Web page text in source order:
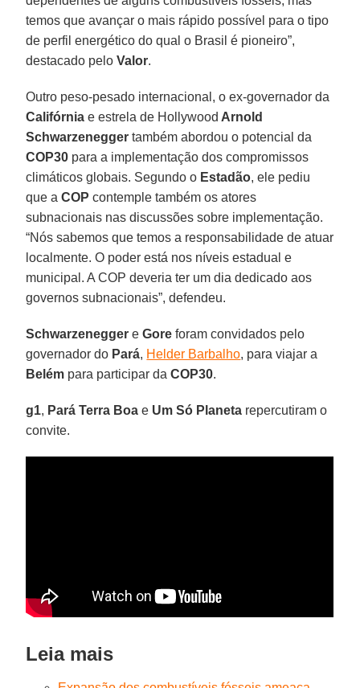
temos que avançar o mais rápido possível para o tipo
de perfil energético do qual o Brasil é pioneiro”,
destacado peloValor.
Outro peso-pesado internacional, o ex-governador da
Califórnia e estrela de Hollywood Arnold
Schwarzenegger também abordou o potencial da
COP30 para a implementação dos compromissos
climáticos globais. Segundo o Estadão, ele pediu
que aCOP contemple também os atores
subnacionais nas discussões sobre implementação.
“Nós sabemos que temos a responsabilidade de atuar
localmente. O poder está nos níveis estadual e
municipal. A COP deveria ter um dia dedicado aos
governos subnacionais”, defendeu.
Schwarzenegger eGore foram convidados pelo
governador do Pará, Helder Barbalho, para viajar a
Belém para participar daCOP30.
g1, Pará Terra Boa e Um Só Planeta repercutiram o
convite.
Leia mais